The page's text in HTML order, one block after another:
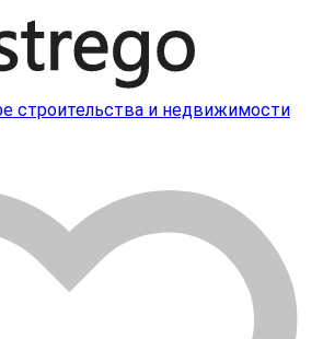
строительства и недвижимости